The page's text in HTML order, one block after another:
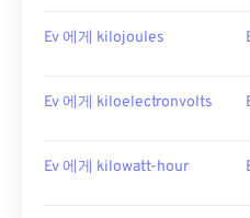
Ev 에게 kilojoules
Ev 에게 kiloelectronvolts
Ev 에게 kilowatt-hour